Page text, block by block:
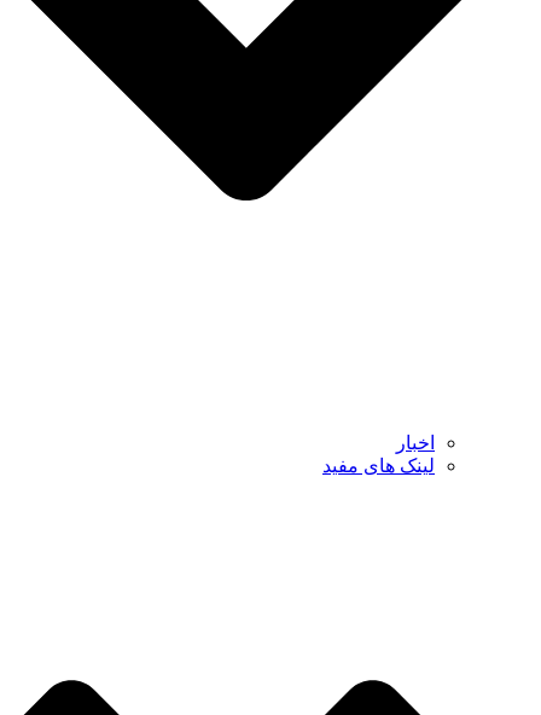
اخبار
لینک های مفید